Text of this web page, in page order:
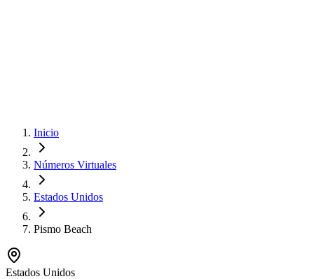
Inicio
Números Virtuales
Estados Unidos
Pismo Beach
Estados Unidos